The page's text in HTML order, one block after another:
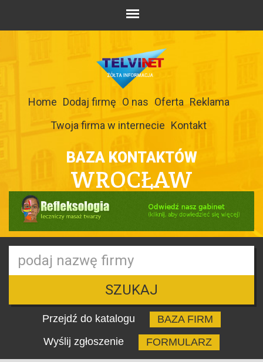
Home Dodaj firmę O nas Oferta Reklama
Twoja firma w internecie Kontakt
BAZA KONTAKTÓW
WROCŁAW
SZUKAJ
Przejdź do katalogu
BAZA FIRM
Wyślij zgłoszenie
FORMULARZ